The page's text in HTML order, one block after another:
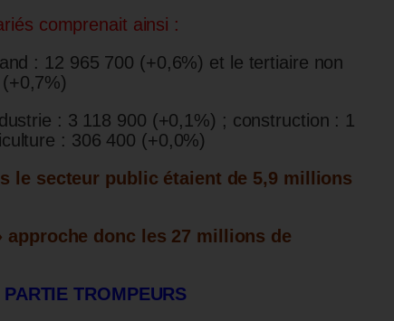
comprenait ainsi :
: 12 965 700 (+0,6%) et le tertiaire non
: 3 118 900 (+0,1%) ; construction : 1
: 306 400 (+0,0%)
le secteur public étaient de 5,9 millions
donc les 27 millions de
TROMPEURS